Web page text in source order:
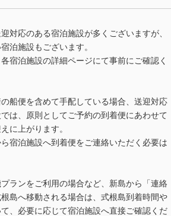
対応のある宿泊施設が多くございますが、
泊施設もございます。
宿泊施設の詳細ページにて事前にご確認く
船便を含めて手配している場合、送迎対応
は、原則としてご予約の到着便にあわせて
に上がります。
宿泊施設へ到着便をご連絡いただく必要は
ランをご利用の場合など、新島から「連絡
島へ移動される場合は、式根島到着時間や
、必要に応じて宿泊施設へ直接ご確認くだ